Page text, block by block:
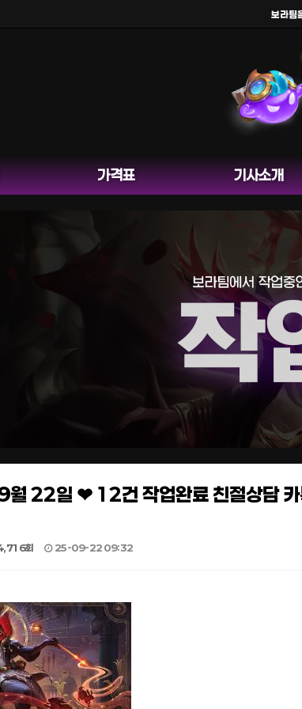
보라팀을사
가격표 기사소개
22일 ❤ 12건 작업완료 친절상담
회 25-09-22 09:32